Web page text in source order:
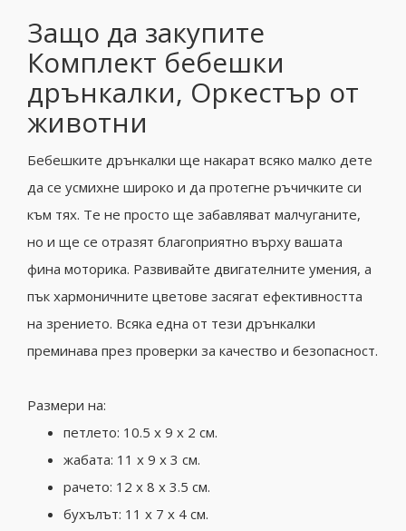
Защо да закупите
Комплект бебешки
дрънкалки, Оркестър от
животни
Бебешките дрънкалки ще накарат всяко малко дете
да се усмихне широко и да протегне ръчичките си
към тях. Те не просто ще забавляват малчуганите,
но и ще се отразят благоприятно върху вашата
фина моторика. Развивайте двигателните умения, а
пък хармоничните цветове засягат ефективността
на зрението. Всяка една от тези дрънкалки
преминава през проверки за качество и безопасност.
Размери на:
петлето: 10.5 х 9 х 2 см.
жабата: 11 х 9 х 3 см.
рачето: 12 х 8 х 3.5 см.
бухълът: 11 х 7 х 4 см.